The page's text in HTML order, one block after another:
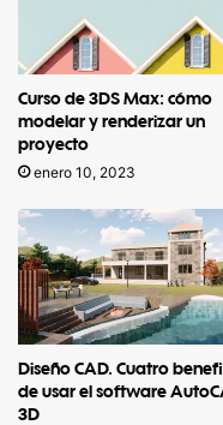
Curso de 3DS Max: cómo
modelar y renderizar un
proyecto
enero 10, 2023
Diseño CAD. Cuatro
de usar el software
3D